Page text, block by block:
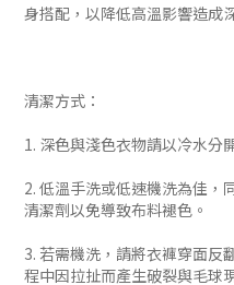
身搭配，以降低高溫影響造成
清潔方式：
1. 深色與淺色衣物請以冷水分
2. 低溫手洗或低速機洗為佳，
清潔劑以免導致布料褪色。
3. 若需機洗，請將衣褲穿面反
程中因拉扯而產生破裂與毛球